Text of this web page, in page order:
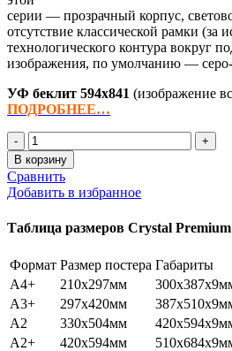
серии — прозрачный корпус,
отсутствие классической рамки (за
технологического контура вокруг
изображения, по умолчанию —
УФ беклит 594х841 (изображение
ПОДРОБНЕЕ…
Количество
товара
Crystal
Premium
A1+
Настенная
В корзину
Сравнить
Добавить в избранное
Таблица размеров Crystal
Формат Размер постера Габариты
А4+
210x297мм
А3+
297х420мм
А2
330х504мм
А2+
420х594мм